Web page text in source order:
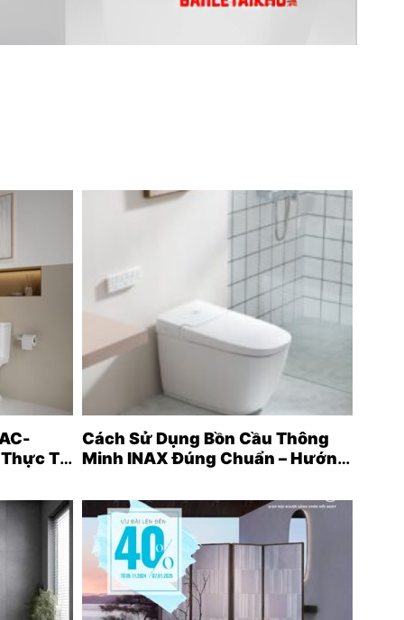
Tế
Cách Sử Dụng Bồn Cầu Thông
Minh INAX Đúng Chuẩn – Hướng